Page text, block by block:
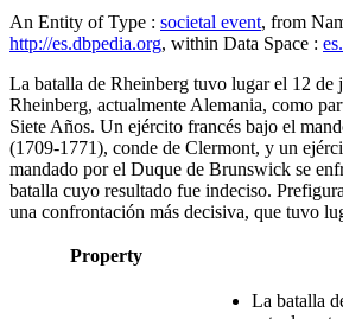
An Entity of Type : societal event, from
http://es.dbpedia.org, within Data Space :
La batalla de Rheinberg tuvo lugar el 12 de
Rheinberg, actualmente Alemania, como
Siete Años. Un ejército francés bajo el
(1709-1771), conde de Clermont, y un
mandado por el Duque de Brunswick se
batalla cuyo resultado fue indeciso.
una confrontación más decisiva, que tuvo
Property
La batalla